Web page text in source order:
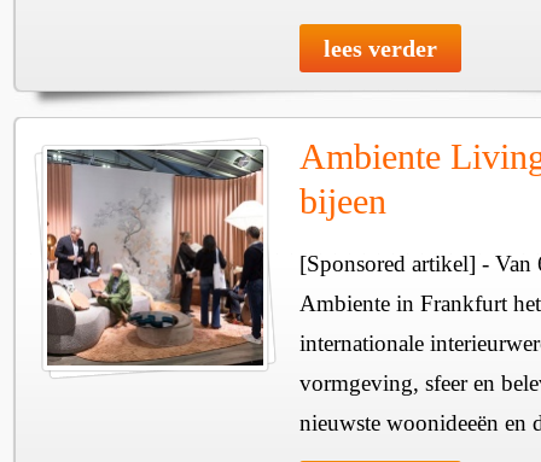
lees verder
Ambiente
bijeen
[Sponsored artikel] -
Ambiente in Frankfurt
internationale
vormgeving, sfeer en
nieuwste woonideeën en